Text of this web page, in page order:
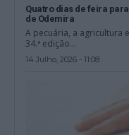
Quatro dias de feira
de Odemira
A pecuária, a agricultura
34.ª edição...
14 Julho, 2026 - 11:08